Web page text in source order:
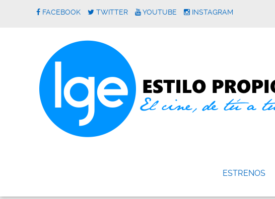
FACEBOOK TWITTER YOUTUBE INSTAGRAM
ESTRENOS